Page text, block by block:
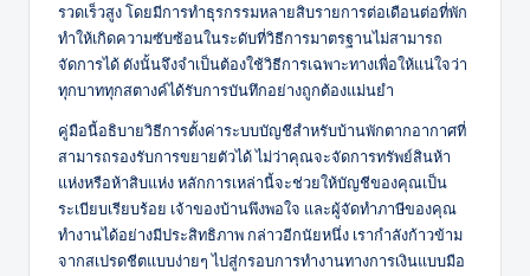
รวดเร็วสูง โดยมีการทำธุรกรรมหลายสิบรายการต่อเดือนต่อที่พัก
ทำให้เกิดความซับซ้อนในระดับที่วิธีการมาตรฐานไม่สามารถ
จัดการได้ ดังนั้นจึงจำเป็นต้องใช้วิธีการเฉพาะทางเพื่อให้แน่ใจว่า
ทุกบาททุกสตางค์ได้รับการบันทึกอย่างถูกต้องแม่นยำ
คู่มือนี้อธิบายวิธีการตั้งค่าระบบบัญชีสำหรับบ้านพักตากอากาศที่
สามารถรองรับการขยายตัวได้ ไม่ว่าคุณจะจัดการทรัพย์สินห้า
แห่งหรือห้าสิบแห่ง หลักการเหล่านี้จะช่วยให้บัญชีของคุณเป็น
ระเบียบเรียบร้อย เจ้าของบ้านพึงพอใจ และผู้จัดทำภาษีของคุณ
ทำงานได้อย่างมีประสิทธิภาพ กล่าวอีกนัยหนึ่ง เรากำลังก้าวข้าม
จากสเปรดชีตแบบง่ายๆ ไปสู่กรอบการทำงานทางการเงินแบบมือ